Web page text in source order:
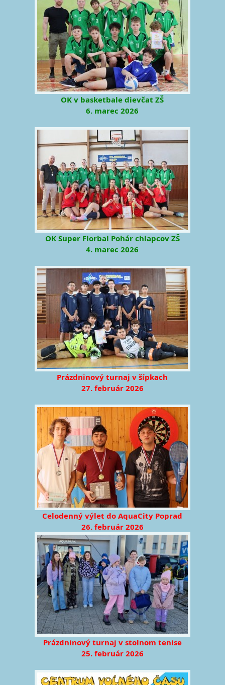
OK v basketbale dievčat ZŠ
6. marec 2026
OK Super Florbal Pohár chlapcov ZŠ
4. marec 2026
Prázdninový turnaj v šípkach
27. február 2026
Celodenný výlet do AquaCity Poprad
26. február 2026
Prázdninový turnaj v stolnom tenise
25. február 2026